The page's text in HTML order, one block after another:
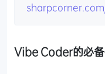
Vibe Coder的必